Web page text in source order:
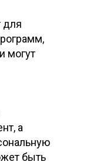
для
могут
а
быть